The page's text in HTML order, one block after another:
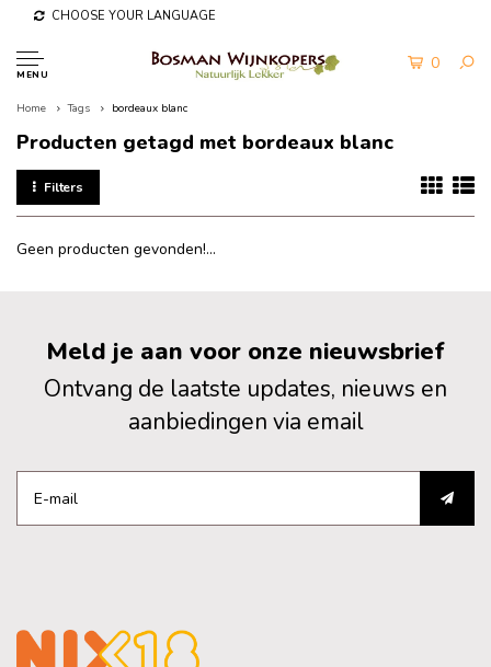
CHOOSE YOUR LANGUAGE
MENU
0
Home Tags bordeaux blanc
Producten getagd met bordeaux blanc
Filters
Geen producten gevonden!...
Meld je aan voor onze nieuwsbrief
Ontvang de laatste updates, nieuws en
aanbiedingen via email